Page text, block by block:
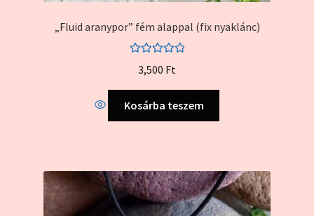
„Fluid aranypor” fém alappal (fix nyaklánc)
5.00
3,500 Ft
Kosárba teszem